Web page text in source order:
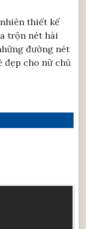
thiết kế
trộn nét hài
đường nét
đẹp cho nữ chủ